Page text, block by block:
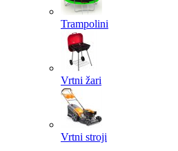
Trampolini
Vrtni žari
Vrtni stroji